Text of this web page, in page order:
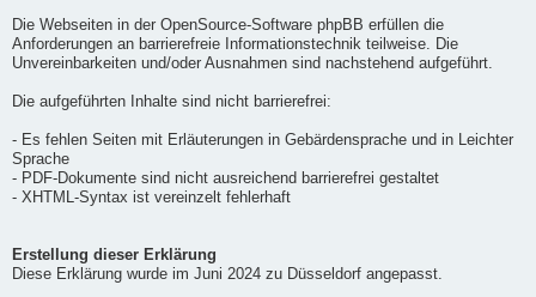
Die Webseiten in der OpenSource-Software phpBB erfüllen die
Anforderungen an barrierefreie Informationstechnik teilweise. Die
Unvereinbarkeiten und/oder Ausnahmen sind nachstehend aufgeführt.
Die aufgeführten Inhalte sind nicht barrierefrei:
- Es fehlen Seiten mit Erläuterungen in Gebärdensprache und in Leichter
Sprache
- PDF-Dokumente sind nicht ausreichend barrierefrei gestaltet
- XHTML-Syntax ist vereinzelt fehlerhaft
Erstellung dieser Erklärung
Diese Erklärung wurde im Juni 2024 zu Düsseldorf angepasst.